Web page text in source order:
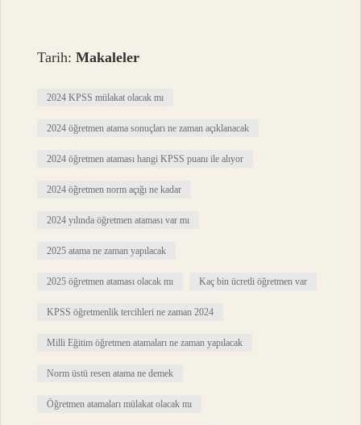
Tarih:Makaleler
2024 KPSS mülakat olacak mı
2024 öğretmen atama sonuçları ne zaman açıklanacak
2024 öğretmen ataması hangi KPSS puanı ile alıyor
2024 öğretmen norm açığı ne kadar
2024 yılında öğretmen ataması var mı
2025 atama ne zaman yapılacak
2025 öğretmen ataması olacak mı Kaç bin ücretli öğretmen var
KPSS öğretmenlik tercihleri ne zaman 2024
Milli Eğitim öğretmen atamaları ne zaman yapılacak
Norm üstü resen atama ne demek
Öğretmen atamaları mülakat olacak mı